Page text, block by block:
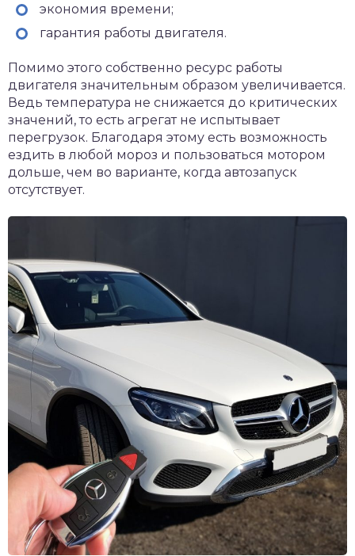
экономия времени;
гарантия работы двигателя.
Помимо этого собственно ресурс работы
двигателя значительным образом увеличивается.
Ведь температура не снижается до критических
значений, то есть агрегат не испытывает
перегрузок. Благодаря этому есть возможность
ездить в любой мороз и пользоваться мотором
дольше, чем во варианте, когда автозапуск
отсутствует.